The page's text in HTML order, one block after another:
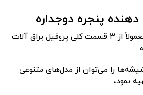
پنجره دوجداره
پنجره‌های دوجداره معمولاً از ۳ قسمت کلی پروفیل یراق آلات
را می‌توان از مدل‌های متنوعی
نمود،